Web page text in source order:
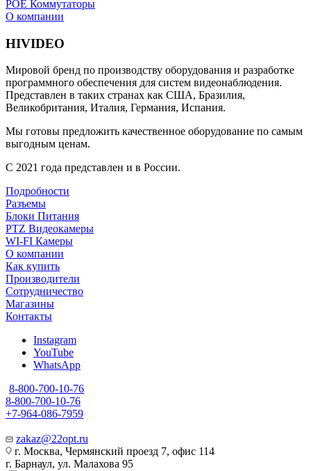
POE Коммутаторы
О компании
HIVIDEO
Мировой бренд по производству оборудования и разработке
программного обеспечения для систем видеонаблюдения.
Представлен в таких странах как США, Бразилия,
Великобритания, Италия, Германия, Испания.
Мы готовы предложить качественное оборудование по самым
выгодным ценам.
С 2021 года представлен и в России.
Подробности
Разъемы
Блоки Питания
PTZ Видеокамеры
WI-FI Камеры
О компании
Как купить
Производители
Сотрудничество
Магазины
Контакты
Instagram
YouTube
WhatsApp
8-800-700-10-76
8-800-700-10-76
+7-964-086-7959
zakaz@22opt.ru
г. Москва, Чермянский проезд 7, офис 114
г. Барнаул, ул. Малахова 95